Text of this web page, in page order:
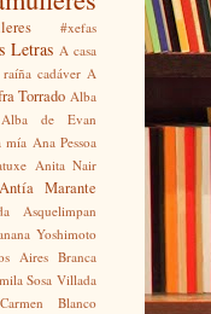
#xefas
Letras A casa
cadáver A
Torrado Alba
Alba de Evan
mía Ana Pessoa
Anita Nair
Antía Marante
Asquelimpan
Yoshimoto
Aires Branca
Sosa Villada
Carmen Blanco